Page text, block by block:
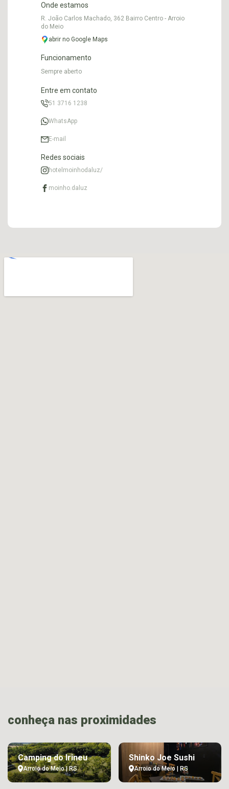
Onde estamos
R. João Carlos Machado, 362 Bairro Centro - Arroio
do Meio
abrir no Google Maps
Funcionamento
Sempre aberto
Entre em contato
51 3716 1238
WhatsApp
E-mail
Redes sociais
hotelmoinhodaluz/
moinho.daluz
conheça nas proximidades
Camping do Irineu
Arroio do Meio | RS
Shinko Joe Sushi
Arroio do Meio | RS